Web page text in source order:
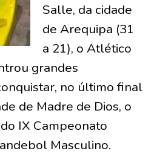
Salle, da cidade
de Arequipa (31
a 21), o Atlético
grandes
no último final
de Madre de Dios, o
IX Campeonato
Masculino.